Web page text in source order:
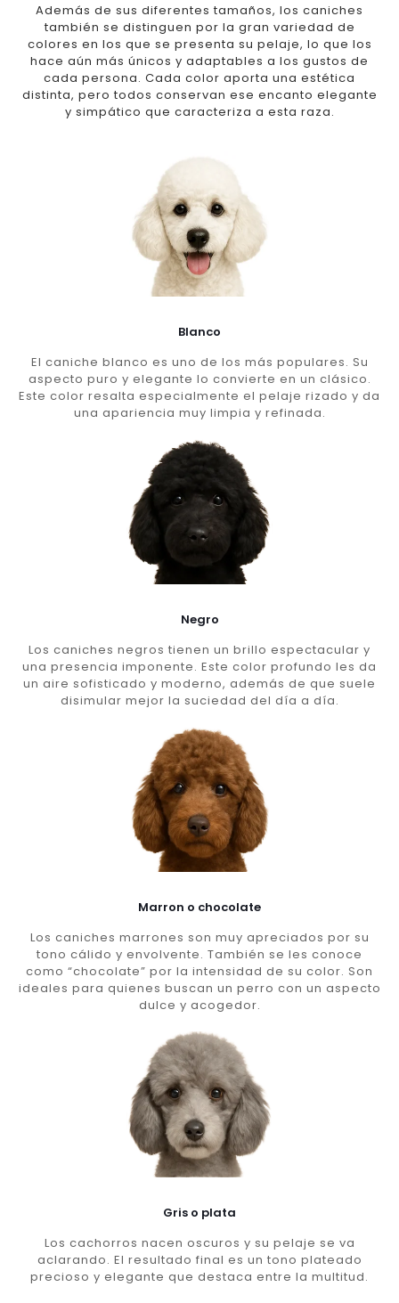
Además de sus diferentes tamaños, los caniches
también se distinguen por la gran variedad de
colores en los que se presenta su pelaje, lo que los
hace aún más únicos y adaptables a los gustos de
cada persona. Cada color aporta una estética
distinta, pero todos conservan ese encanto elegante
y simpático que caracteriza a esta raza.
Blanco
El caniche blanco es uno de los más populares. Su
aspecto puro y elegante lo convierte en un clásico.
Este color resalta especialmente el pelaje rizado y da
una apariencia muy limpia y refinada.
Negro
Los caniches negros tienen un brillo espectacular y
una presencia imponente. Este color profundo les da
un aire sofisticado y moderno, además de que suele
disimular mejor la suciedad del día a día.
Marron o chocolate
Los caniches marrones son muy apreciados por su
tono cálido y envolvente. También se les conoce
como “chocolate” por la intensidad de su color. Son
ideales para quienes buscan un perro con un aspecto
dulce y acogedor.
Gris o plata
Los cachorros nacen oscuros y su pelaje se va
aclarando. El resultado final es un tono plateado
precioso y elegante que destaca entre la multitud.